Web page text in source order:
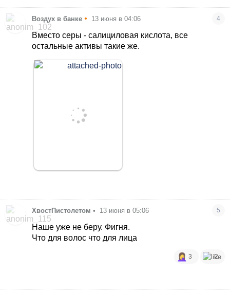
Воздух в банке • 13 июня в 04:06 4
Вместо серы - салициловая кислота, все
остальные активы такие же.
ХвостПистолетом • 13 июня в 05:06 5
Наше уже не беру. Фигня.
Что для волос что для лица
3 2